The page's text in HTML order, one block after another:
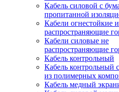
Кабель силовой с
пропитанной
Кабели огнестойкие
распространяющие
Кабели силовые не
распространяющие
Кабель контрольный
Кабель контрольный
из полимерных
Кабель медный